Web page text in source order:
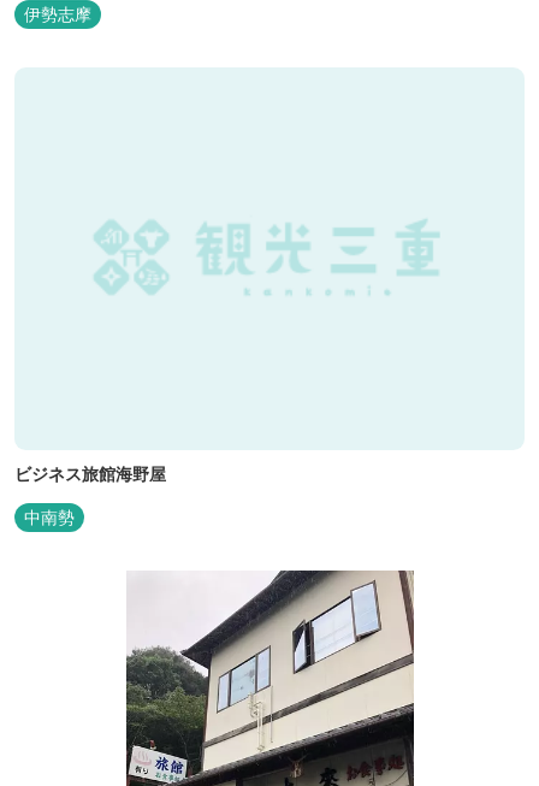
伊勢志摩
ビジネス旅館海野屋
中南勢